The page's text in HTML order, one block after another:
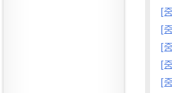
[
[
[
[
[